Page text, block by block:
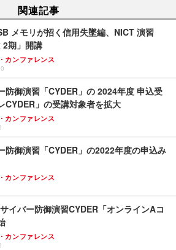
関連記事
メモリが招く信用失墜編、NICT 演習
2期」開講
カンファレンス
防御演習「CYDER」の 2024年度 申込受
CYDER」の受講対象者を拡大
カンファレンス
防御演習「CYDER」の2022年度の申込み
カンファレンス
イバー防御演習CYDER「オンラインAコ
カンファレンス